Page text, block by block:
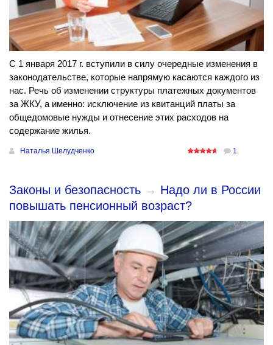
С 1 января 2017 г. вступили в силу очередные изменения в
законодательстве, которые напрямую касаются каждого из
нас. Речь об изменении структуры платежных документов
за ЖКУ, а именно: исключение из квитанций платы за
общедомовые нужды и отнесение этих расходов на
содержание жилья.
Наталья Шелудченко 1
Законы и безопасность → Надо ли в России
повышать пенсионный возраст?